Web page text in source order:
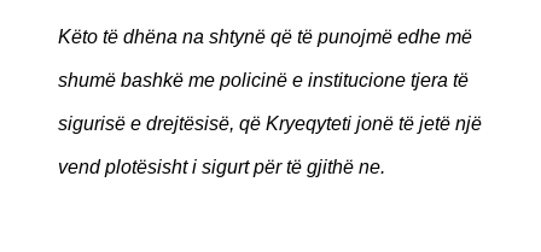
Këto të dhëna na shtynë që të punojmë edhe më
shumë bashkë me policinë e institucione tjera të
sigurisë e drejtësisë, që Kryeqyteti jonë të jetë një
vend plotësisht i sigurt për të gjithë ne.